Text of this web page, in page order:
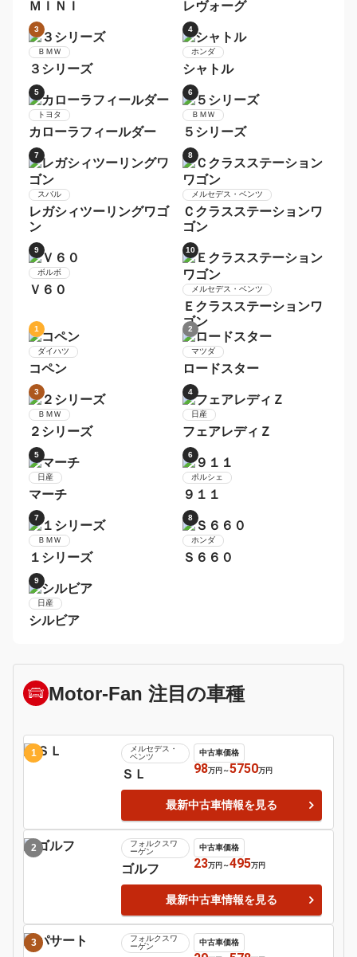
トヨタ
８６
スバル
ＢＲＺ
3
フォルクスワーゲン
ザ・ビートル
4
ホンダ
ＣＲ−Ｚ
5
マツダ
ＲＸ−８
1
ＭＩＮＩ
ＭＩＮＩ
2
スバル
レヴォーグ
3
３シリーズ
4
シャトル
5
カローラフィールダー
6
ＢＭＷ
５シリーズ
7
レガシィツーリングワゴ
ン
8
Ｃクラスステーションワ
ゴン
9
ボルボ
Ｖ６０
10
メルセデス・ベンツ
Ｅクラスステーションワ
ゴン
1
ダイハツ
コペン
2
マツダ
ロードスター
3
ＢＭＷ
２シリーズ
日産
マーチ
ポルシェ
９１１
7
１シリーズ Ｓ６６０
Motor-Fan 注目の車種
1
メルセデス・
ベンツ
中古車価格